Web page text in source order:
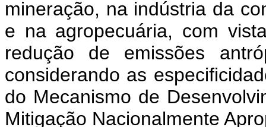
mineração, na indústria da
e na agropecuária, com
redução de emissões
considerando as
do Mecanismo de
Mitigação Nacionalmente